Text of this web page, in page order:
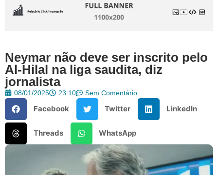
Neymar não deve ser inscrito pelo
Al-Hilal na liga saudita, diz
jornalista
08/01/2025 23:10 Sem Comentário
Facebook Twitter LinkedIn
Threads WhatsApp